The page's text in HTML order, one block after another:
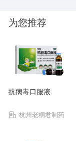
为您推荐
抗病毒口服液
杭州老桐君制药